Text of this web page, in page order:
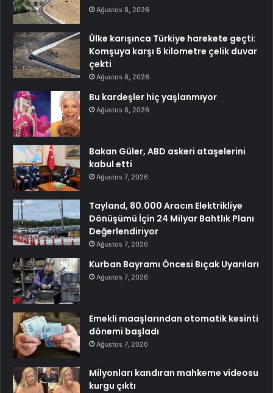
Ağustos 8, 2026
Ülke karışınca Türkiye harekete geçti:
Komşuya karşı 6 kilometre çelik duvar
çekti
Ağustos 8, 2026
Bu kardeşler hiç yaşlanmıyor
Ağustos 8, 2026
Bakan Güler, ABD askeri ataşelerini
kabul etti
Ağustos 7, 2026
Tayland, 80.000 Aracın Elektrikliye
Dönüşümü İçin 24 Milyar Bahtlık Planı
Değerlendiriyor
Ağustos 7, 2026
Kurban Bayramı Öncesi Bıçak Uyarıları
Ağustos 7, 2026
Emekli maaşlarından otomatik kesinti
dönemi başladı
Ağustos 7, 2026
Milyonları kandıran mahkeme videosu
kurgu çıktı